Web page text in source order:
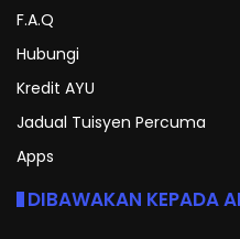
F.A.Q
Hubungi
Kredit AYU
Jadual Tuisyen Percuma
Apps
DIBAWAKAN KEPADA